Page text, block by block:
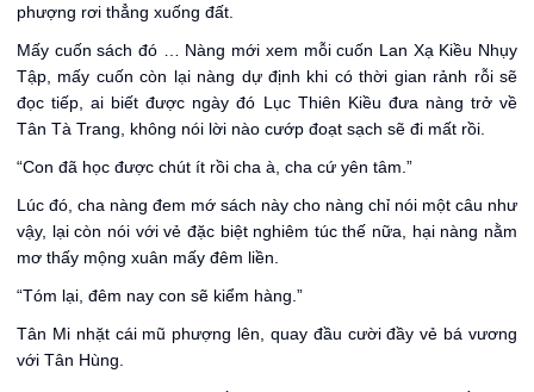
phượng rơi thẳng xuống đất.
Mấy cuốn sách đó … Nàng mới xem mỗi cuốn Lan Xạ Kiều Nhụy
Tập, mấy cuốn còn lại nàng dự định khi có thời gian rảnh rỗi sẽ
đọc tiếp, ai biết được ngày đó Lục Thiên Kiều đưa nàng trở về
Tân Tà Trang, không nói lời nào cướp đoạt sạch sẽ đi mất rồi.
“Con đã học được chút ít rồi cha à, cha cứ yên tâm.”
Lúc đó, cha nàng đem mớ sách này cho nàng chỉ nói một câu như
vậy, lại còn nói với vẻ đặc biệt nghiêm túc thế nữa, hại nàng nằm
mơ thấy mộng xuân mấy đêm liền.
“Tóm lại, đêm nay con sẽ kiểm hàng.”
Tân Mi nhặt cái mũ phượng lên, quay đầu cười đầy vẻ bá vương
với Tân Hùng.